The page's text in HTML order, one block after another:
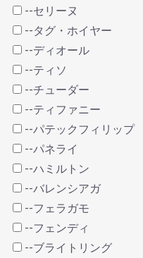
--セリーヌ
--タグ・ホイヤー
--ディオール
--ティソ
--チューダー
--ティファニー
--パテックフィリップ
--パネライ
--ハミルトン
--バレンシアガ
--フェラガモ
--フェンディ
--ブライトリング